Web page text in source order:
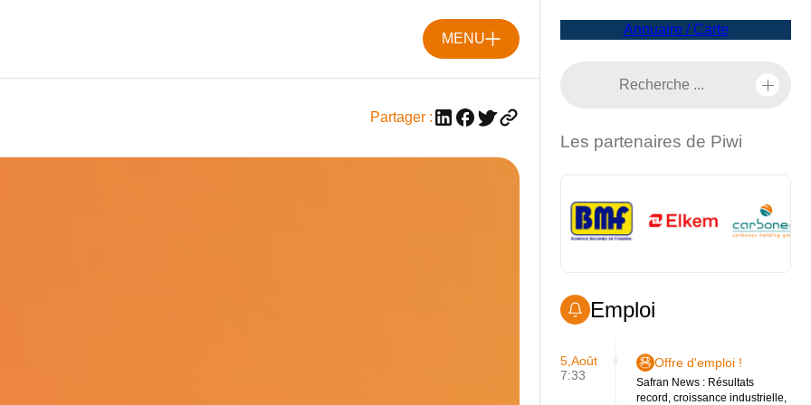
MENU
Partager :
Annuaire / Carte
Les partenaires de Piwi
Emploi
5,Août
7:33
Offre d'emploi !
Safran News : Résultats
record, croissance industrielle,